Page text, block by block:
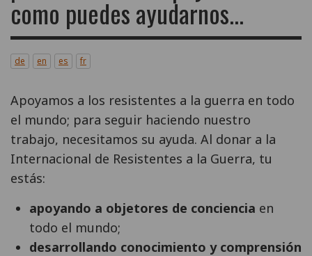
como puedes ayudarnos...
de en es fr
Apoyamos a los resistentes a la guerra en todo
el mundo; para seguir haciendo nuestro
trabajo, necesitamos su ayuda. Al donar a la
Internacional de Resistentes a la Guerra, tu
estás:
apoyando a objetores de conciencia en
todo el mundo;
desarrollando conocimiento y comprensión